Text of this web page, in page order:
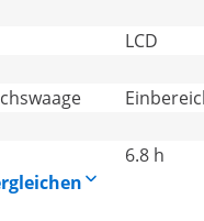
LCD
6.8 h